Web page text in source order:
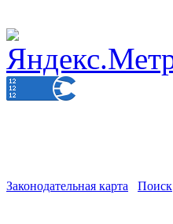
Законодательная карта Поиск